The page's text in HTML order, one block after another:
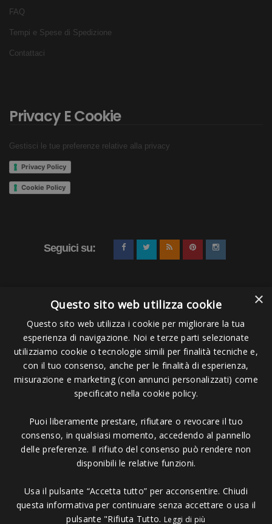
FAQ
Tempi e Spese di Spedizione
Contattaci
Privacy E Cookie
Gestisci le tue preferenze relative alla privacy
Privacy Policy
Cookie Policy
Seguici su:
Pagamenti Accettati
Copyright © 2006 - 2023 -
Massa MS - Tel 0585026137 - P.IVA 01151030457 - REA MS 117168
×
Questo sito web utilizza cookie
Questo sito web utilizza i cookie per migliorare la tua
esperienza di navigazione. Noi e terze parti selezionate
utilizziamo cookie o tecnologie simili per finalità tecniche e,
con il tuo consenso, anche per le finalità di esperienza,
misurazione e marketing (con annunci personalizzati) come
specificato nella cookie policy.
Puoi liberamente prestare, rifiutare o revocare il tuo
consenso, in qualsiasi momento, accedendo al pannello
delle preferenze. Il rifiuto del consenso può rendere non
disponibili le relative funzioni.
Usa il pulsante “Accetta tutto” per acconsentire. Chiudi
questa informativa per continuare senza accettare o usa il
pulsante "Rifiuta Tutto. Leggi di più